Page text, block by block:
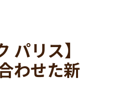
リス】
わせた新